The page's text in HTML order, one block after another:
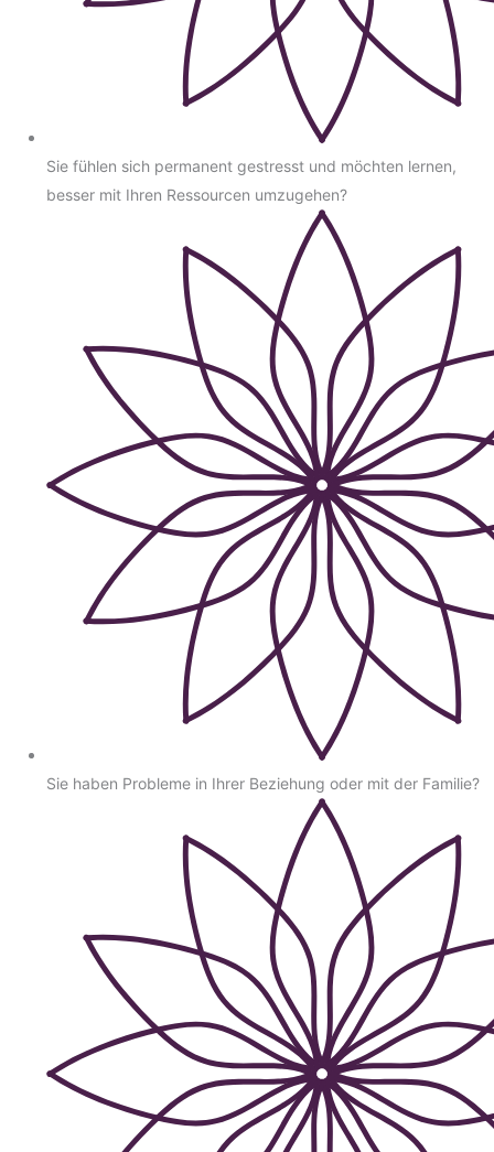
Sie fühlen sich permanent gestresst und möchten lernen,
besser mit Ihren Ressourcen umzugehen?
Sie haben Probleme in Ihrer Beziehung oder mit der Familie?